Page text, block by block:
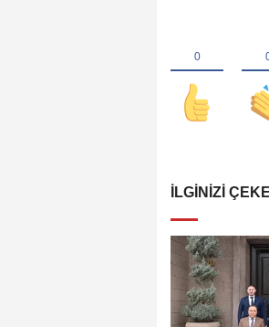
İLGINIZI